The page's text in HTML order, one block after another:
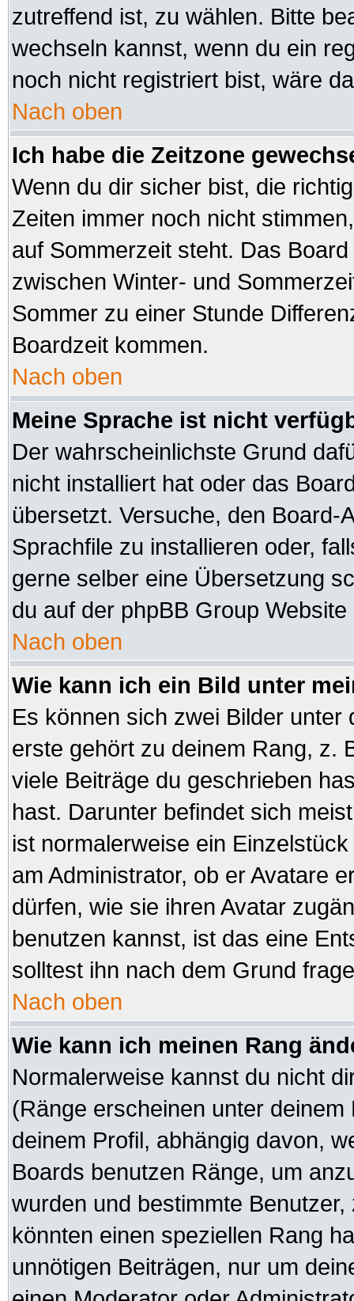
zutreffend ist, zu wählen. Bitte
wechseln kannst, wenn du ein
noch nicht registriert bist, wäre
Nach oben
Ich habe die Zeitzone
Wenn du dir sicher bist, die
Zeiten immer noch nicht
auf Sommerzeit steht. Das
zwischen Winter- und
Sommer zu einer Stunde
Boardzeit kommen.
Nach oben
Meine Sprache ist nicht
Der wahrscheinlichste Grund
nicht installiert hat oder das
übersetzt. Versuche, den
Sprachfile zu installieren oder,
gerne selber eine Übersetzung
du auf der phpBB Group
Nach oben
Wie kann ich ein Bild unter
Es können sich zwei Bilder
erste gehört zu deinem Rang, z.
viele Beiträge du geschrieben
hast. Darunter befindet sich
ist normalerweise ein
am Administrator, ob er Avatare
dürfen, wie sie ihren Avatar
benutzen kannst, ist das eine
solltest ihn nach dem Grund
Nach oben
Wie kann ich meinen Rang
Normalerweise kannst du nicht
(Ränge erscheinen unter
deinem Profil, abhängig davon,
Boards benutzen Ränge, um
wurden und bestimmte
könnten einen speziellen Rang
unnötigen Beiträgen, nur um